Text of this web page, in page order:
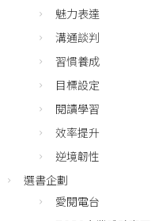
魅力表達
溝通談判
習慣養成
目標設定
閱讀學習
效率提升
逆境韌性
選書企劃
愛閱電台